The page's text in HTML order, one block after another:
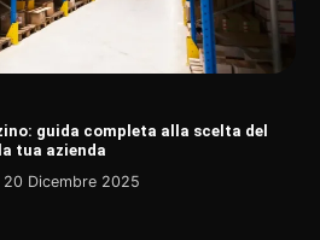
guida completa alla scelta del
tua azienda
20 Dicembre 2025